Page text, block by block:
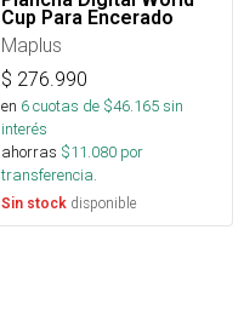
Cup Para Encerado
Maplus
$ 276.990
en 6cuotas de $46.165sin
interés
ahorras $11.080 por
transferencia.
Sin stock disponible